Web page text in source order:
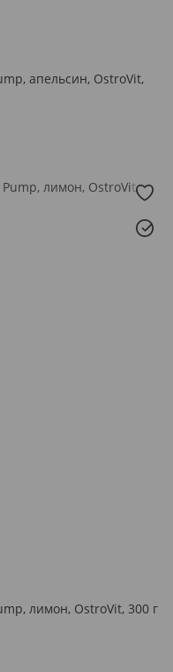
апельсин, OstroVit,
лимон, OstroVit, 300 г